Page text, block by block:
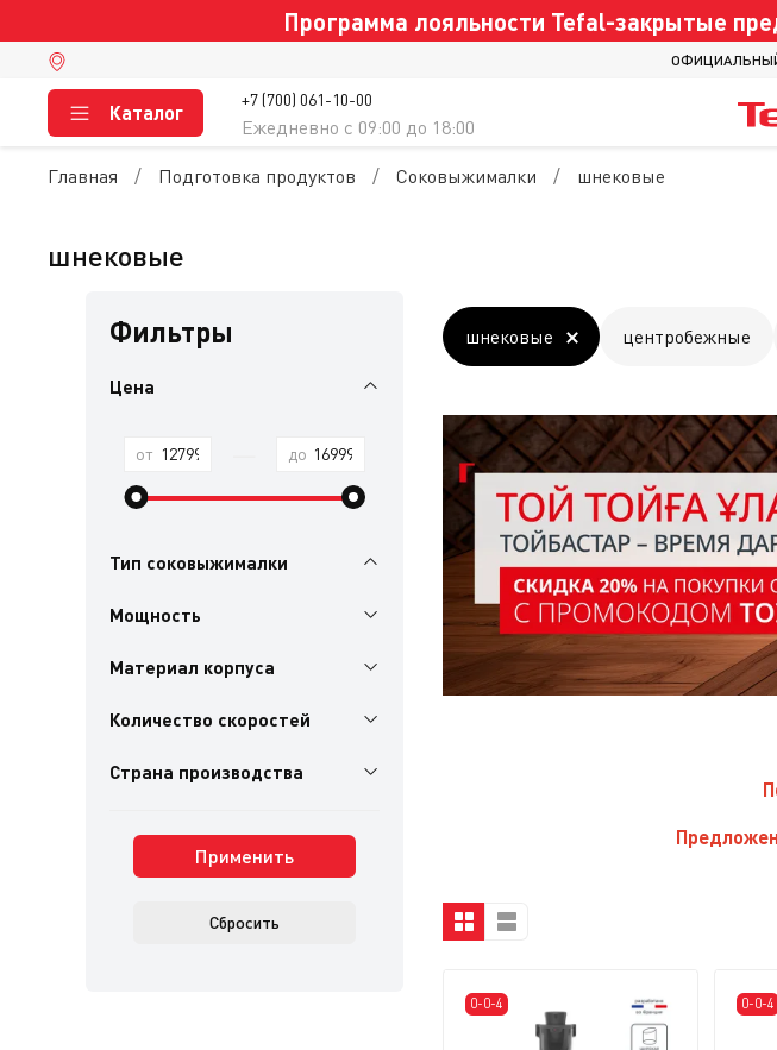
Программа лояльности Tefal-закрытые
+7 (700) 061-10-00
Ежедневно c 09:00 до 18:00
Каталог
Главная Подготовка продуктов Соковыжималки шнековые
шнековые
шнековые центробежные
0-0-4 0-0-4
Фильтры
Цена
от до
Тип соковыжималки
Мощность
Материал корпуса
Количество скоростей
Страна производства
Применить
Сбросить